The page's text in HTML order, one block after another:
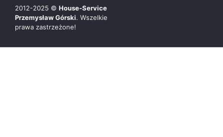
2012-2025 © House-Service
Przemysław Górski. Wszelkie
prawa zastrzeżone!